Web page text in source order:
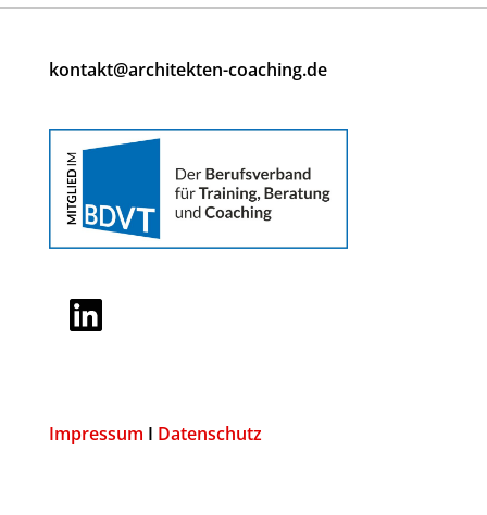
kontakt@architekten-coaching.de
LinkedIn
Impressum I Datenschutz